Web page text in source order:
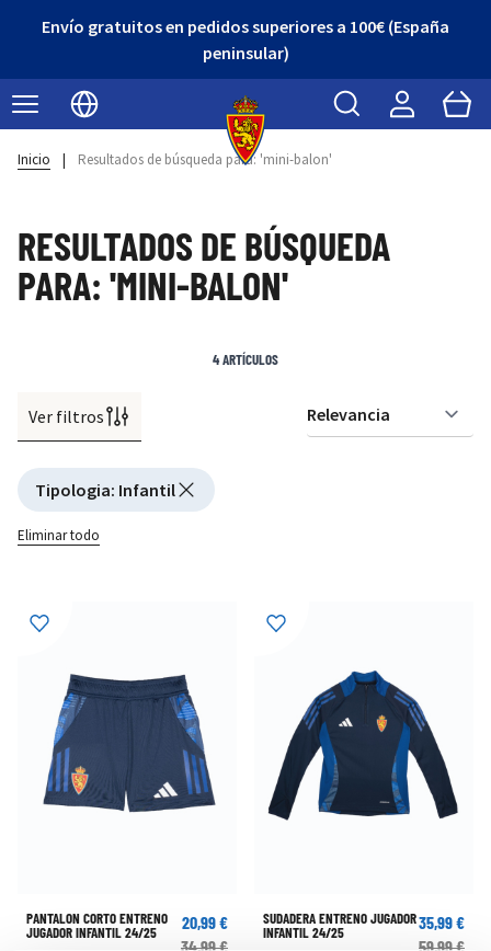
Envío gratuitos en pedidos superiores a 100€ (España
peninsular)
Seleccionar idioma
Buscar Cart
Inicio | Resultados de búsqueda para: 'mini-balon'
RESULTADOS DE BÚSQUEDA
PARA: 'MINI-BALON'
Ver filtros
Active filtering
Tipologia: Infantil
Eliminar todo
4ARTÍCULOS
PANTALON CORTO ENTRENO
JUGADOR INFANTIL 24/25
20,99 €
34,99 €
SUDADERA ENTRENO JUGADOR
INFANTIL 24/25
35,99 €
59,99 €